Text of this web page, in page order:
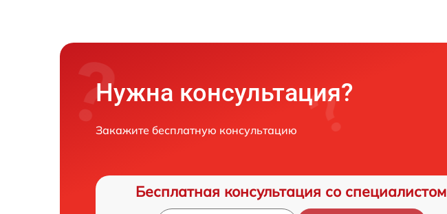
Нужна консультация?
Закажите бесплатную консультацию
Бесплатная консультация со специалистом